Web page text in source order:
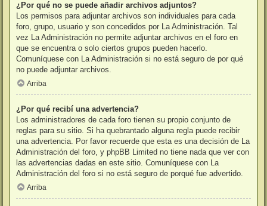
¿Por qué no se puede añadir archivos adjuntos?
Los permisos para adjuntar archivos son individuales para cada
foro, grupo, usuario y son concedidos por La Administración. Tal
vez La Administración no permite adjuntar archivos en el foro en
que se encuentra o solo ciertos grupos pueden hacerlo.
Comuníquese con La Administración si no está seguro de por qué
no puede adjuntar archivos.
Arriba
¿Por qué recibí una advertencia?
Los administradores de cada foro tienen su propio conjunto de
reglas para su sitio. Si ha quebrantado alguna regla puede recibir
una advertencia. Por favor recuerde que esta es una decisión de La
Administración del foro, y phpBB Limited no tiene nada que ver con
las advertencias dadas en este sitio. Comuníquese con La
Administración del foro si no está seguro de porqué fue advertido.
Arriba